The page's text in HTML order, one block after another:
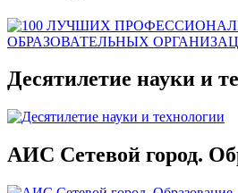
Десятилетие науки и
АИС Сетевой город.